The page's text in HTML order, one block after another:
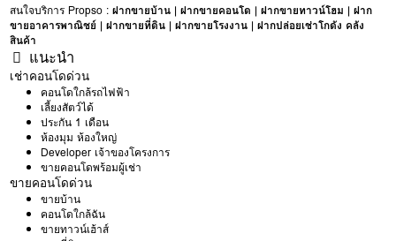
สนใจบริการ Propso :ฝากขายบ้าน |ฝากขายคอนโด |ฝากขายทาวน์โฮม |ฝาก
ขายอาคารพาณิชย์ |ฝากขายที่ดิน |ฝากขายโรงงาน |ฝากปล่อยเช่าโกดัง คลัง
สินค้า
แนะนำ
เช่าคอนโดด่วน
คอนโดใกล้รถไฟฟ้า
เลี้ยงสัตว์ได้
ประกัน 1 เดือน
ห้องมุม ห้องใหญ่
Developer เจ้าของโครงการ
ขายคอนโดพร้อมผู้เช่า
ขายคอนโดด่วน
ขายบ้าน
คอนโดใกล้ฉัน
ขายทาวน์เฮ้าส์